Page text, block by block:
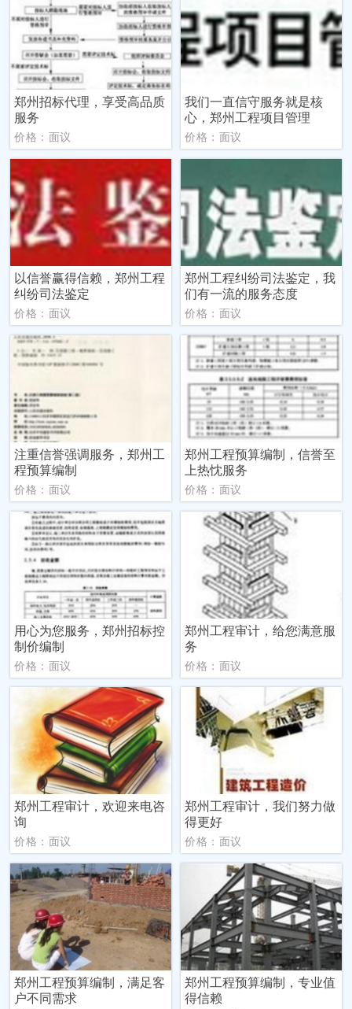
郑州招标代理，享受高品质
服务
价格：面议
我们一直信守服务就是核
心，郑州工程项目管理
价格：面议
以信誉赢得信赖，郑州工程
纠纷司法鉴定
价格：面议
郑州工程纠纷司法鉴定，我
们有一流的服务态度
价格：面议
注重信誉强调服务，郑州工
程预算编制
价格：面议
郑州工程预算编制，信誉至
上热忱服务
价格：面议
用心为您服务，郑州招标控
制价编制
价格：面议
郑州工程审计，给您满意服
务
价格：面议
郑州工程审计，欢迎来电咨
询
价格：面议
郑州工程审计，我们努力做
得更好
价格：面议
郑州工程预算编制，满足客
户不同需求
郑州工程预算编制，专业值
得信赖